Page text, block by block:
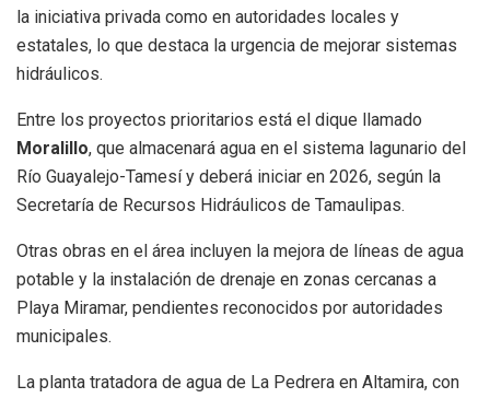
la iniciativa privada como en autoridades locales y
estatales, lo que destaca la urgencia de mejorar sistemas
hidráulicos.
Entre los proyectos prioritarios está el dique llamado
Moralillo, que almacenará agua en el sistema lagunario del
Río Guayalejo-Tamesí y deberá iniciar en 2026, según la
Secretaría de Recursos Hidráulicos de Tamaulipas.
Otras obras en el área incluyen la mejora de líneas de agua
potable y la instalación de drenaje en zonas cercanas a
Playa Miramar, pendientes reconocidos por autoridades
municipales.
La planta tratadora de agua de La Pedrera en Altamira, con